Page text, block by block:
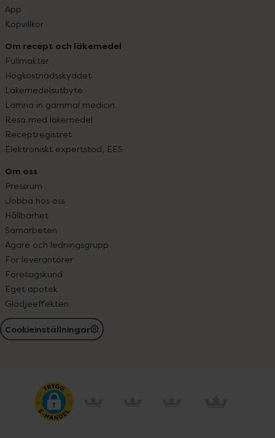
App
Köpvillkor
Om recept och läkemedel
Fullmakter
Högkostnadsskyddet
Läkemedelsutbyte
Lämna in gammal medicin
Resa med läkemedel
Receptregistret
Elektroniskt expertstöd, EES
Om oss
Pressrum
Jobba hos oss
Hållbarhet
Samarbeten
Ägare och ledningsgrupp
För leverantörer
Företagskund
Eget apotek
Glädjeeffekten
Cookieinställningar